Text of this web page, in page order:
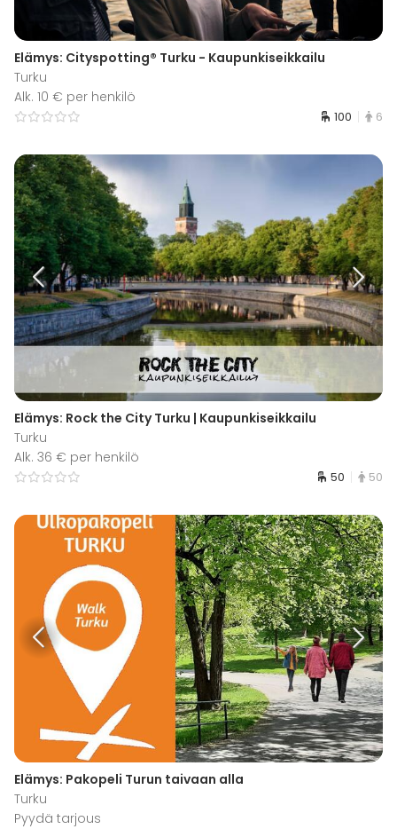
Elämys: Cityspotting® Turku - Kaupunkiseikkailu
Turku
Alk. 10 € per henkilö
100 6
Elämys: Rock the City Turku | Kaupunkiseikkailu
Turku
Alk. 36 € per henkilö
50 50
Elämys: Pakopeli Turun taivaan alla
Turku
Pyydä tarjous